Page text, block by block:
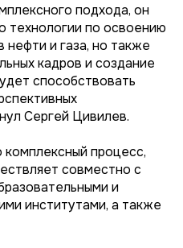
подхода, он
технологии по освоению
нефти и газа, но также
кадров и создание
способствовать
Сергей Цивилев.
процесс,
совместно с
и
институтами, а также